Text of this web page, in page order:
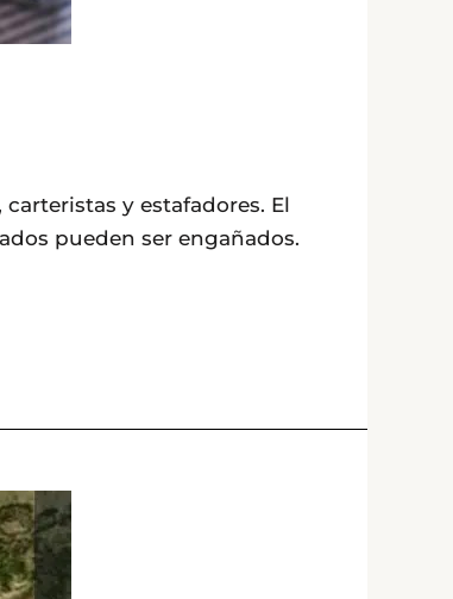
y estafadores. El
pueden ser engañados.